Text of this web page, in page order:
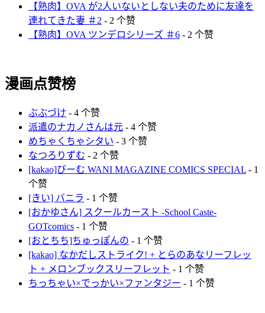
【熟肉】OVA が2人いないとしない夫のために友達を
連れてきた妻 ＃2 - 2 个赞
【熟肉】OVA ツンデロシリーズ ＃6 - 2 个赞
漫画点赞榜
ぶぶづけ - 4 个赞
派遣のナカノさんは元 - 4 个赞
めちゃくちゃシタい - 3 个赞
なつろりずむ - 2 个赞
[kakao]びーむ WANI MAGAZINE COMICS SPECIAL - 1
个赞
[きい] バニラ - 1 个赞
[おかゆさん] スクールカースト -School Caste-
GOTcomics - 1 个赞
[おとちち]ちゅっぽんの - 1 个赞
[kakao] なかだしストライク! + とらのあなリーフレッ
ト + メロンブックスリーフレット - 1 个赞
ちっちゃい×でっかい×ファンタジー - 1 个赞